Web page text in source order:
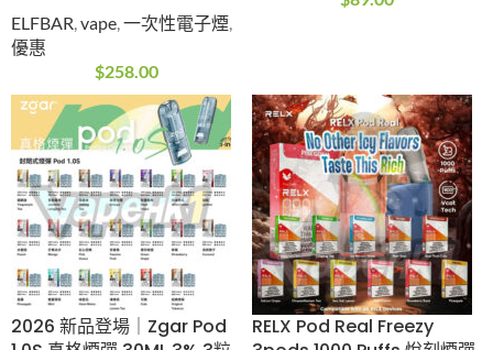
電子煙套裝
Snowplus dash
$158.00 – $268.00